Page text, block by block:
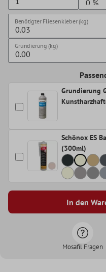
Benötigter Fliesenkleber (kg)
Grundierung (kg)
Grundierung
Schönox ES
(300ml)
In den
Mosafil Fragen